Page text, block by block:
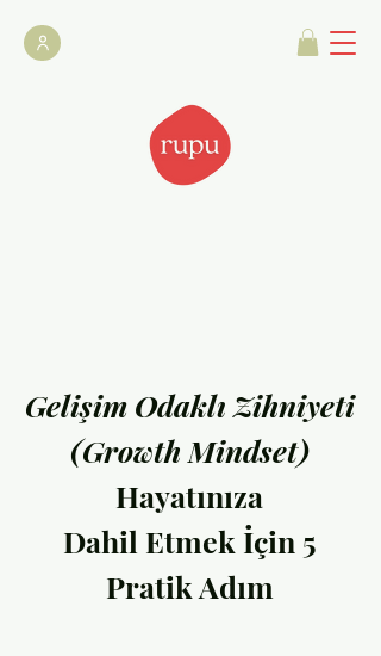
Gelişim Odaklı Zihniyeti
(Growth Mindset)
Hayatınıza
Dahil Etmek İçin 5
Pratik Adım